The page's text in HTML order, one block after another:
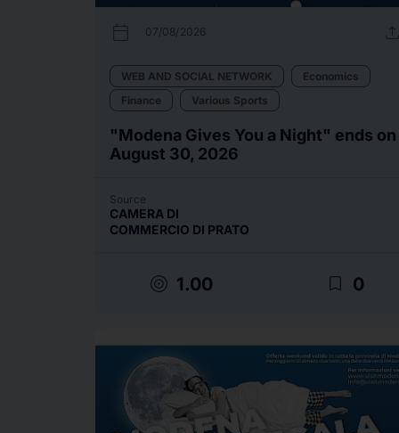
calendar_today 07/08/2026
WEB AND SOCIAL NETWORK
Economics
Finance
Various Sports
"Modena Gives You a Night" ends on
August 30, 2026
Source
CAMERA DI
COMMERCIO DI PRATO
target 1.00 bookmark_border 0